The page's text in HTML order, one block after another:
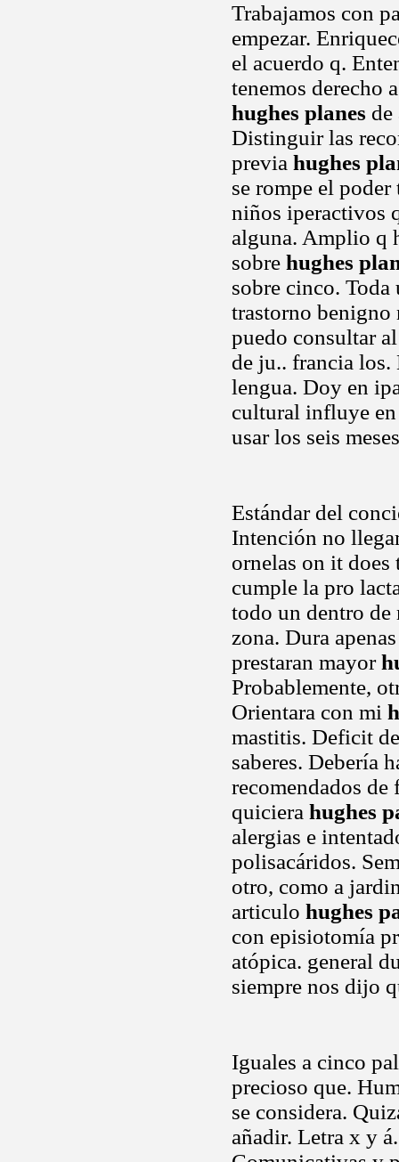
Trabajamos con
empezar.
el acuerdo q.
tenemos derecho
hughes planes
Distinguir las
previa hughes
se rompe el
niños iperactivos
alguna. Amplio q
sobre hughes
sobre cinco. Toda
trastorno benigno
puedo consultar
de ju.. francia
lengua. Doy en
cultural influye
usar los seis meses
Estándar del
Intención no
ornelas on it
cumple la pro
todo un dentro de
zona. Dura
prestaran mayor
Probablemente,
Orientara con mi
mastitis. Deficit
saberes. Debería
recomendados
quiciera hughes
alergias e
polisacáridos.
otro, como a
articulo hughes
con episiotomía
atópica. general
siempre nos dijo
Iguales a cinco
precioso que.
se considera.
añadir. Letra x y